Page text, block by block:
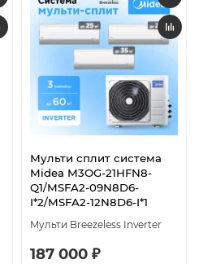
Мульти сплит система
Midea M3OG-21HFN8-
Q1/MSFA2-09N8D6-
I*2/MSFA2-12N8D6-I*1
Мульти Breezeless Inverter
187 000 ₽